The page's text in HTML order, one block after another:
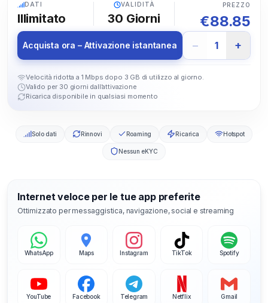
DATI
Illimitato
VALIDITÀ
30 Giorni
PREZZO
€88.85
Acquista ora – Attivazione istantanea − 1 +
Velocità ridotta a 1 Mbps dopo 3 GB di utilizzo al giorno.
Valido per 30 giorni dall’attivazione
Ricarica disponibile in qualsiasi momento
Solo dati Rinnovi Roaming Ricarica Hotspot
Nessun eKYC
Internet veloce per le tue app preferite
Ottimizzato per messaggistica, navigazione, social e streaming
WhatsApp Maps Instagram TikTok Spotify
YouTube Facebook Telegram Netflix Gmail